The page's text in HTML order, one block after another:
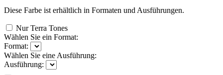
Diese Farbe ist erhältlich in Formaten und Ausführungen.
Nur Terra Tones
Wählen Sie ein Format:
Format:
Wählen Sie eine Ausführung:
Ausführung: